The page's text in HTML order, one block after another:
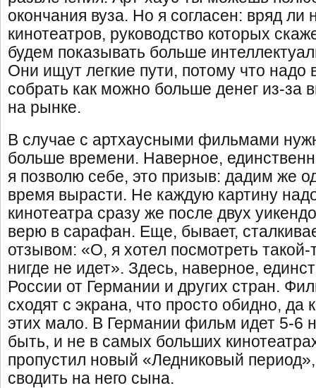
окончания вуза. Но я согласен: вряд ли
кинотеатров, руководство которых
будем показывать больше
Они ищут легкие пути, потому что надо
собрать как можно больше денег из-за
на рынке.
В случае с артхаусными фильмами
больше времени. Наверное,
я позволю себе, это призыв: дадим же
время вырасти. Не каждую картину
кинотеатра сразу же после двух
верю в сарафан. Еще, бывает,
отзывом: «О, я хотел посмотреть
нигде не идет». Здесь, наверное,
России от Германии и других стран.
сходят с экрана, что просто обидно, да
этих мало. В Германии фильм идет 5-6
быть, и не в самых больших
пропустил новый «Ледниковый
сводить на него сына.